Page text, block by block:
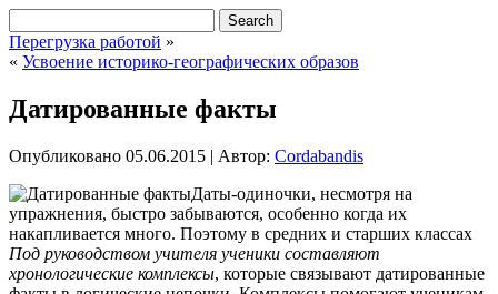
Перегрузка работой »
« Усвоение историко-географических образов
Датированные факты
Опубликовано 05.06.2015 | Автор: Cordabandis
Даты-одиночки, несмотря на
упражнения, быстро забываются, особенно когда их
накапливается много. Поэтому в средних и старших классах
Под руководством учителя ученики составляют
хронологические комплексы, которые связывают датированные